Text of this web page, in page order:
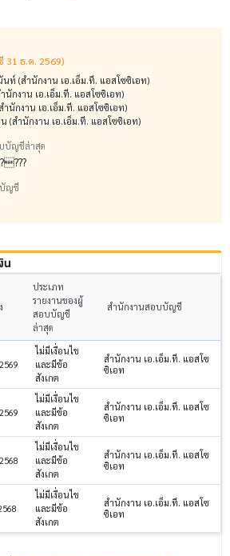
31 ธ.ค. 2569)
ท์ (สำนักงาน เอ.เอ็ม.ที. แอสโซซิเอท)
นักงาน เอ.เอ็ม.ที. แอสโซซิเอท)
นักงาน เอ.เอ็ม.ที. แอสโซซิเอท)
(สำนักงาน เอ.เอ็ม.ที. แอสโซซิเอท)
บัญชีล่าสุด
บัญชี
น
ประเภท
รายงานของผู้
สอบบัญชี
ล่าสุด
สำนักงานสอบบัญชี
ไม่มีเงื่อนไข
และมีข้อ
สังเกต
สำนักงาน เอ.เอ็ม.ที. แอสโซ
ซิเอท
ไม่มีเงื่อนไข
และมีข้อ
สังเกต
สำนักงาน เอ.เอ็ม.ที. แอสโซ
ซิเอท
ไม่มีเงื่อนไข
และมีข้อ
สังเกต
สำนักงาน เอ.เอ็ม.ที. แอสโซ
ซิเอท
ไม่มีเงื่อนไข
และมีข้อ
สังเกต
สำนักงาน เอ.เอ็ม.ที. แอสโซ
ซิเอท